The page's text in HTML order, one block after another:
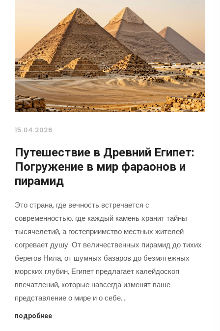
15.04.2026
Путешествие в Древний Египет:
Погружение в мир фараонов и
пирамид
Это страна, где вечность встречается с
современностью, где каждый камень хранит тайны
тысячелетий, а гостеприимство местных жителей
согревает душу. От величественных пирамид до тихих
берегов Нила, от шумных базаров до безмятежных
морских глубин, Египет предлагает калейдоскоп
впечатлений, которые навсегда изменят ваше
представление о мире и о себе.…
подробнее